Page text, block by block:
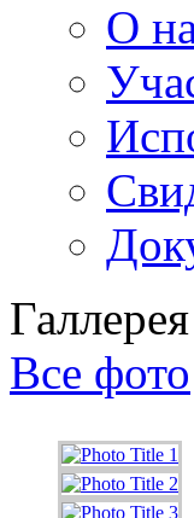
О
Галлерея
Все фото